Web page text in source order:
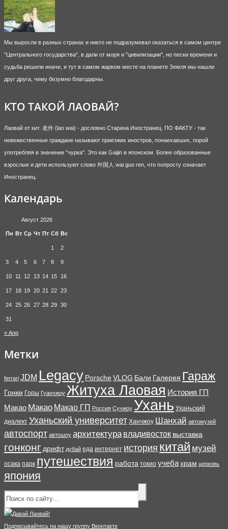
Мы выросли в разных странах и никто не подразумевал оказаться в самом центре
"Центрального государства", в дали от моря и "цивилизации", но пески времени и
судьба решили иначе, и тут в самом жарком месте на планете Земля мы нашли
друг друга, чему безумно благодарны.
КТО ТАКОЙ ЛАОВАЙ?
Лаовай от кит. 老外 (lao wai) - дословно Старина Иностранец. ПО ФАКТУ - так
невежественные граждане называют приезжих иностров, понаехавших, порой
употребляя в значении "чурка". Это как Gaijin в японском. Более образованные
взрослые и дети используют слово 外国人 wai guo ren, что попросту означает
Иностранец.
Календарь
Август 2026
Пн Вт Ср Чт Пт Сб Вс
1 2
3 4 5 6 7 8 9
10 11 12 13 14 15 16
17 18 19 20 21 22 23
24 25 26 27 28 29 30
31
« Апр
Метки
ferrari JDM Legacy Porsche VLOG Бали Галерея Гараж
Гонки Горы Гуанчжоу Житуха Лаовая История ГП
Макао Макао Макао ГП Россия Сучжоу Ухань Уханьский
диалект Уханьский университет Ханчжоу Шанхай автомузей
автоспорт автошоу архитектура владивосток выставка
гонконг дрифт дубай еда интернет история китай музей
осака парк путешествия работа токио учебахрам церковь
япония
Подписывайтесь на нашу группу Вконтакте